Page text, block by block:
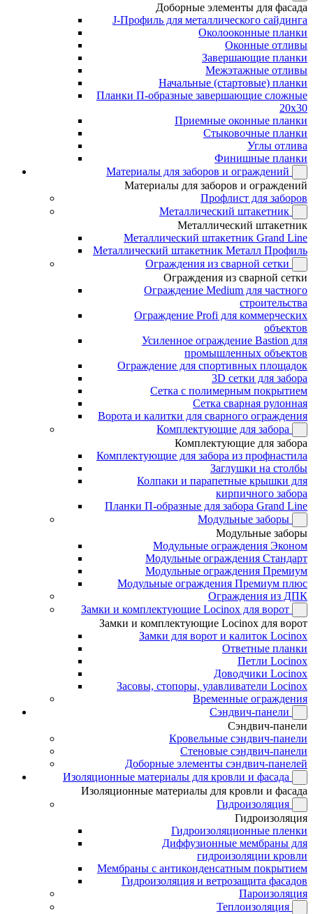
Доборные элементы для фасада
J-Профиль для металлического сайдинга
Околооконные планки
Оконные отливы
Завершающие планки
Межэтажные отливы
Начальные (стартовые) планки
Планки П-образные завершающие сложные
20x30
Приемные оконные планки
Стыковочные планки
Углы отлива
Финишные планки
Материалы для заборов и ограждений
Материалы для заборов и ограждений
Профлист для заборов
Металлический штакетник
Металлический штакетник
Металлический штакетник Grand Line
Металлический штакетник Металл Профиль
Ограждения из сварной сетки
Ограждения из сварной сетки
Ограждение Medium для частного
строительства
Ограждение Profi для коммерческих
объектов
Усиленное ограждение Bastion для
промышленных объектов
Ограждение для спортивных площадок
3D сетки для забора
Сетка с полимерным покрытием
Сетка сварная рулонная
Ворота и калитки для сварного ограждения
Комплектующие для забора
Комплектующие для забора
Комплектующие для забора из профнастила
Заглушки на столбы
Колпаки и парапетные крышки для
кирпичного забора
Планки П-образные для забора Grand Line
Модульные заборы
Модульные заборы
Модульные ограждения Эконом
Модульные ограждения Стандарт
Модульные ограждения Премиум
Модульные ограждения Премиум плюс
Ограждения из ДПК
Замки и комплектующие Locinox для ворот
Замки и комплектующие Locinox для ворот
Замки для ворот и калиток Locinox
Ответные планки
Петли Locinox
Доводчики Locinox
Засовы, стопоры, улавливатели Locinox
Временные ограждения
Сэндвич-панели
Сэндвич-панели
Кровельные сэндвич-панели
Стеновые сэндвич-панели
Доборные элементы сэндвич-панелей
Изоляционные материалы для кровли и фасада
Изоляционные материалы для кровли и фасада
Гидроизоляция
Гидроизоляция
Гидроизоляционные пленки
Диффузионные мембраны для
гидроизоляции кровли
Мембраны с антиконденсатным покрытием
Гидроизоляция и ветрозащита фасадов
Пароизоляция
Теплоизоляция